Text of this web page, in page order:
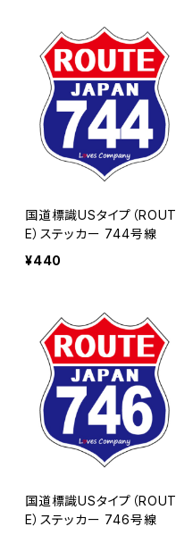
国道標識USタイプ（ROUT
E）ステッカー 744号線
¥440
国道標識USタイプ（ROUT
E）ステッカー 746号線